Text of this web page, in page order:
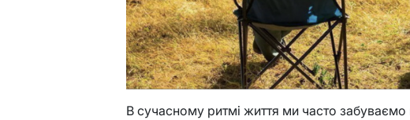
В сучасному ритмі життя ми часто забуваємо